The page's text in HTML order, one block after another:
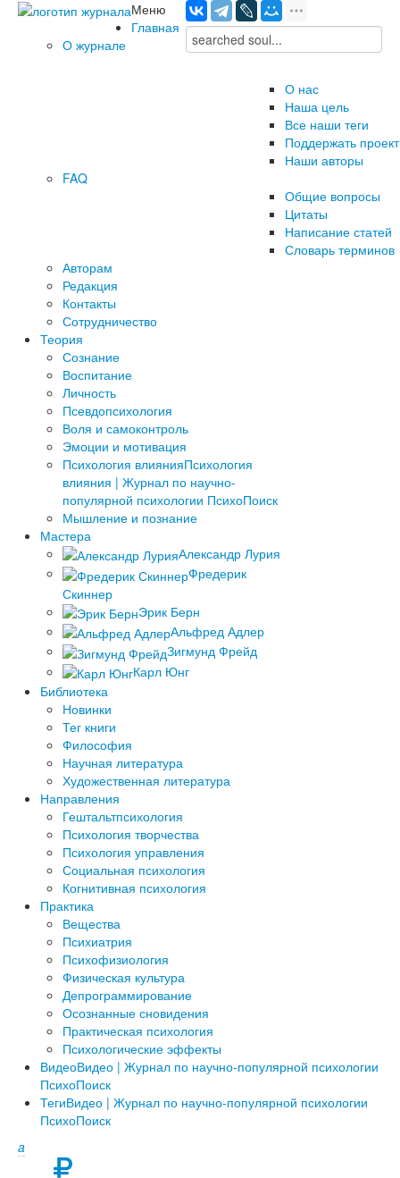
Меню
Главная
О журнале
О нас
Наша цель
Все наши теги
Поддержать проект
Наши авторы
FAQ
Общие вопросы
Цитаты
Написание статей
Словарь терминов
Авторам
Редакция
­Контакты
Сотрудничество
Теория
Сознание
Воспитание
Личность
Псевдопсихология
Воля и самоконтроль
Эмоции и мотивация
Психология влиянияПсихология
влияния | Журнал по научно-
популярной психологии ПсихоПоиск
Мышление и познание
Мастера
Александр Лурия
Фредерик
Скиннер
Эрик Берн
Альфред Адлер
Зигмунд Фрейд
Карл Юнг
Библиотека
Новинки
Тег книги
Философия
Научная литература
Художественная литература
Направления
Гештальтпсихология
Психология творчества
Психология управления
Социальная психология
Когнитивная психология
Практика
Вещества
Психиатрия
Психофизиология
Физическая культура
Депрограммирование
Осознанные сновидения
Практическая психология
Психологические эффекты
ВидеоВидео | Журнал по научно-популярной психологии
ПсихоПоиск
ТегиВидео | Журнал по научно-популярной психологии
ПсихоПоиск
a